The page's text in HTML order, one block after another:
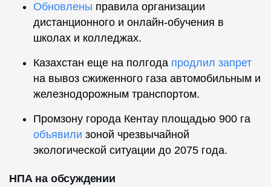
Обновлены правила организации
дистанционного и онлайн-обучения в
школах и колледжах.
Казахстан еще на полгода продлил запрет
на вывоз сжиженного газа автомобильным и
железнодорожным транспортом.
Промзону города Кентау площадью 900 га
объявили зоной чрезвычайной
экологической ситуации до 2075 года.
НПА на обсуждении